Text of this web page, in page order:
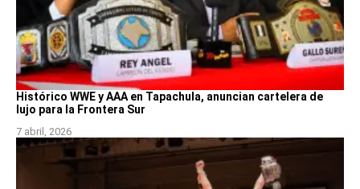
Histórico WWE y AAA en Tapachula, anuncian cartelera de
lujo para la Frontera Sur
7 abril, 2026